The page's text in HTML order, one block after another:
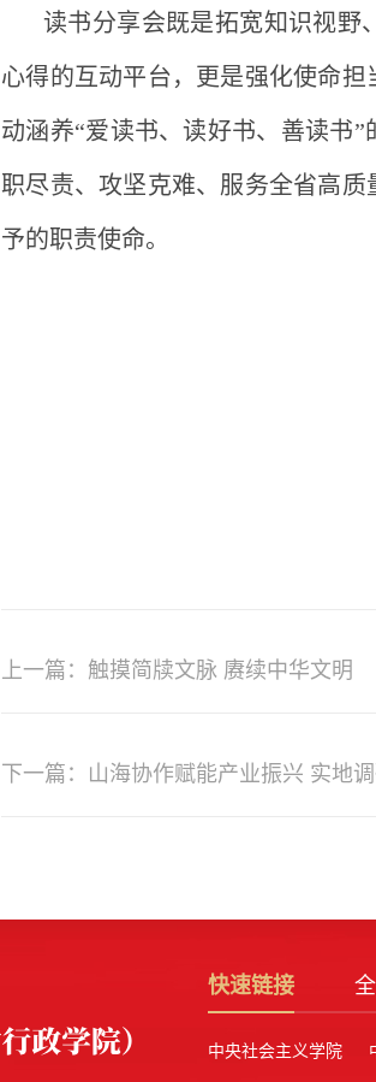
读书分享会既是拓宽知识视野
心得的互动平台，更是强化使命
动涵养“爱读书、读好书、善读书
职尽责、攻坚克难、服务全省高
予的职责使命。
上一篇：触摸简牍文脉 赓续中华文明
下一篇：山海协作赋能产业振兴 实地
快速链接
中央社会主义学院